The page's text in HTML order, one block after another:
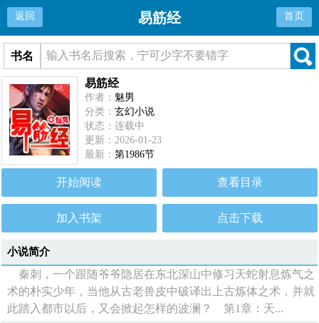
返回 易筋经 首页
书名
易筋经
作者： 魅男
分类：玄幻小说
状态：连载中
更新：2026-01-23
最新：第1986节
开始阅读 查看目录
加入书架 点击下载
小说简介
秦刺，一个跟随爷爷隐居在东北深山中修习天蛇射息炼气之
术的朴实少年，当他从古老兽皮中破译出上古炼体之术，并就
此踏入都市以后，又会掀起怎样的波澜？ 第1章：天...